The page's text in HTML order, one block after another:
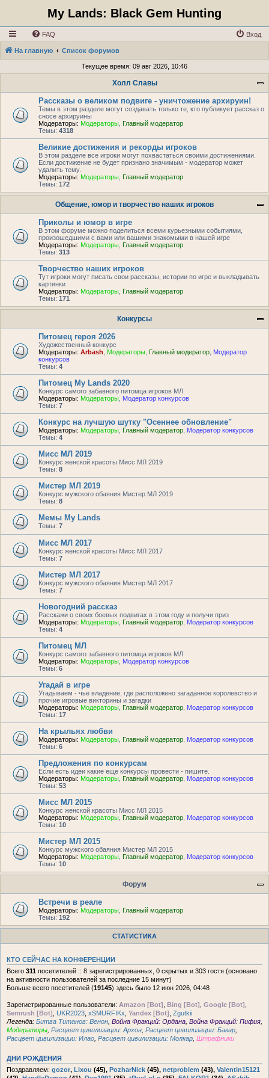
My Lands: Black Gem Hunting
FAQ Вход
На главную Список форумов
Текущее время: 09 авг 2026, 10:46
Холл Славы
Рассказы о великом подвиге - уничтожение архируин!
Темы в этом разделе могут создавать только те, кто публикует рассказ о
сносе архируины
Модераторы: Модераторы Главный модератор
Темы: 4318
Великие достижения и рекорды игроков
В этом разделе все игроки могут похвастаться своими достижениями.
Если достижение не будет признано значимым - модератор может
удалить тему.
Модераторы: Модераторы Главный модератор
Темы: 172
Общение, юмор и творчество наших игроков
Приколы и юмор в игре
В этом форуме можно поделиться всеми курьезными событиями,
произошедшими с вами или вашими знакомыми в нашей игре
Модераторы: Модераторы Главный модератор
Темы: 313
Творчество наших игроков
Тут игроки могут писать свои рассказы, истории по игре и выкладывать
картинки
Модераторы: Модераторы Главный модератор
Темы: 171
Конкурсы
Питомец героя 2026
Художественный конкурс
Модераторы: Arbash Модераторы Главный модератор Модератор
конкурсов
Темы: 4
Питомец My Lands 2020
Конкурс самого забавного питомца игроков МЛ
Модераторы: Модераторы Модератор конкурсов
Темы: 7
Конкурс на лучшую шутку "Осеннее обновление"
Модераторы: Модераторы Главный модератор Модератор конкурсов
Темы: 4
Мисс МЛ 2019
Конкурс женской красоты Мисс МЛ 2019
Темы: 8
Мистер МЛ 2019
Конкурс мужского обаяния Мистер МЛ 2019
Темы: 8
Мемы My Lands
Темы: 7
Мисс МЛ 2017
Конкурс женской красоты Мисс МЛ 2017
Темы: 7
Мистер МЛ 2017
Конкурс мужского обаяния Мистер МЛ 2017
Темы: 7
Новогодний рассказ
Расскажи о своих боевых подвигах в этом году и получи приз
Модераторы: Модераторы Главный модератор Модератор конкурсов
Темы: 4
Питомец МЛ
Конкурс самого забавного питомца игроков МЛ
Модераторы: Модераторы Модератор конкурсов
Темы: 6
Угадай в игре
Угадываем - чье владение, где расположено загаданное королевство и
прочие игровые викторины и загадки
Модераторы: Модераторы Главный модератор Модератор конкурсов
Темы: 17
На крыльях любви
Модераторы: Модераторы Главный модератор Модератор конкурсов
Темы: 6
Предложения по конкурсам
Если есть идеи какие еще конкурсы провести - пишите.
Модераторы: Модераторы Главный модератор Модератор конкурсов
Темы: 53
Мисс МЛ 2015
Конкурс женской красоты Мисс МЛ 2015
Модераторы: Модераторы Главный модератор Модератор конкурсов
Темы: 10
Мистер МЛ 2015
Конкурс мужского обаяния Мистер МЛ 2015
Модераторы: Модераторы Главный модератор Модератор конкурсов
Темы: 10
Форум
Встречи в реале
Модераторы: Модераторы Главный модератор
Темы: 192
СТАТИСТИКА
КТО СЕЙЧАС НА КОНФЕРЕНЦИИ
Всего 311 посетителей :: 8 зарегистрированных, 0 скрытых и 303 гостя (основано
на активности пользователей за последние 15 минут)
Больше всего посетителей (19145) здесь было 12 июн 2026, 04:48
Зарегистрированные пользователи: Amazon [Bot] Bing [Bot] Google [Bot]
Semrush [Bot] UKR2023 xSMURFIKx Yandex [Bot] Zgutkii
Легенда: Битва Титанов: Венон Война Фракций: Ордана Война Фракций: Пифия
Модераторы Расцвет цивилизации: Архон Расцвет цивилизации: Бакар
Расцвет цивилизации: Илао Расцвет цивилизации: Молкар Штрафники
ДНИ РОЖДЕНИЯ
Поздравляем: gozor, Lixou (45), PozharNick (45), netproblem (43), Valentin15121